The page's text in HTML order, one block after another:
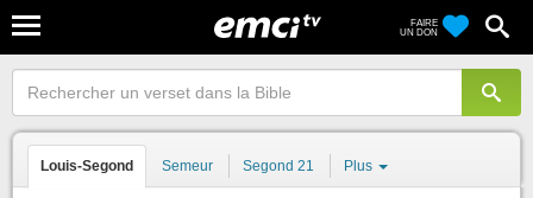
FAIRE
UN DON
Louis-Segond Semeur Segond 21 Plus